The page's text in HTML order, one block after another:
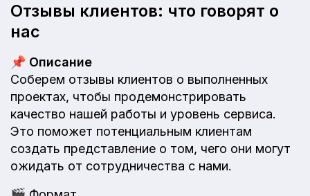
Отзывы клиентов: что говорят о
нас
📌 Описание
Соберем отзывы клиентов о выполненных
проектах, чтобы продемонстрировать
качество нашей работы и уровень сервиса.
Это поможет потенциальным клиентам
создать представление о том, чего они могут
ожидать от сотрудничества с нами.